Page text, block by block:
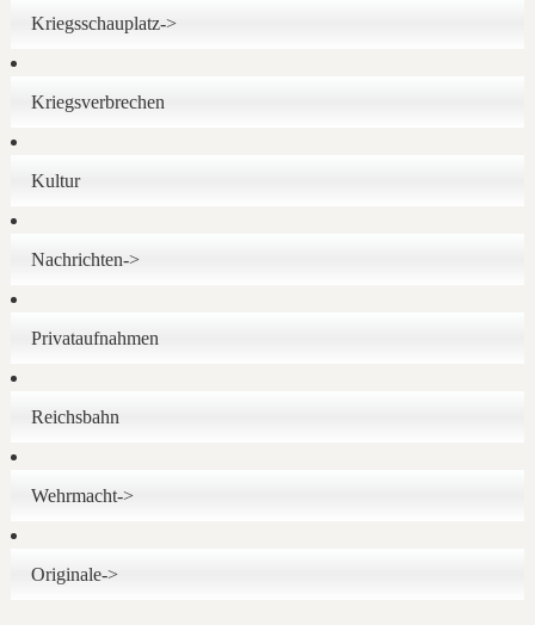
Kriegsschauplatz->
Kriegsverbrechen
Kultur
Nachrichten->
Privataufnahmen
Reichsbahn
Wehrmacht->
Originale->